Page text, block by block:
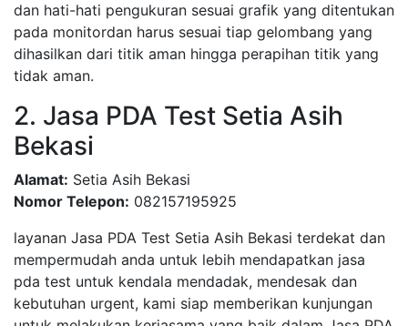
dan hati-hati pengukuran sesuai grafik yang ditentukan
pada monitordan harus sesuai tiap gelombang yang
dihasilkan dari titik aman hingga perapihan titik yang
tidak aman.
2. Jasa PDA Test Setia Asih
Bekasi
Alamat: Setia Asih Bekasi
Nomor Telepon: 082157195925
layanan Jasa PDA Test Setia Asih Bekasi terdekat dan
mempermudah anda untuk lebih mendapatkan jasa
pda test untuk kendala mendadak, mendesak dan
kebutuhan urgent, kami siap memberikan kunjungan